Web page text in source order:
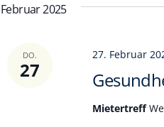
Schlüsselwort.
Februar 2025
DO.
27
27. Februar
Mietertreff